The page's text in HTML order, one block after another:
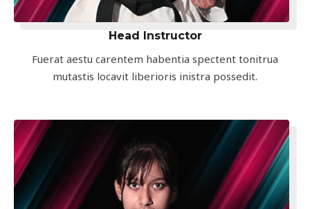
Head Instructor
Fuerat aestu carentem habentia spectent tonitrua
mutastis locavit liberioris inistra possedit.